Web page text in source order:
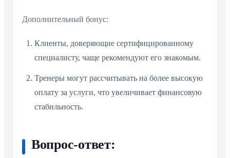
Дополнительный бонус:
Клиенты, доверяющие сертифицированному
специалисту, чаще рекомендуют его знакомым.
Тренеры могут рассчитывать на более высокую
оплату за услуги, что увеличивает финансовую
стабильность.
Вопрос-ответ: